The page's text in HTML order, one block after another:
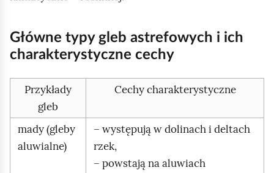
Główne typy gleb astrefowych i ich
charakterystyczne cechy
Przykłady
gleb
Cechy charakterystyczne
mady (gleby
aluwialne)
– występują w dolinach i deltach
rzek,
– powstają na aluwiach